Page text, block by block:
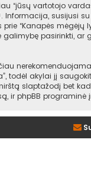
vartotojo
susijusi
“Kanapės
pasirinkti,
akylai jį
slaptažodį bet
ir phpBB